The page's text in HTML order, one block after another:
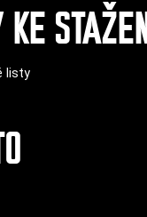
KE STAŽENÍ
listy